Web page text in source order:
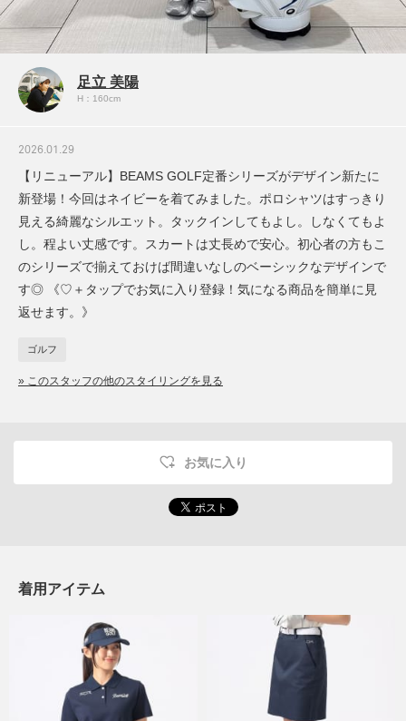
足立 美陽
H：160cm
2026.01.29
【リニューアル】BEAMS GOLF定番シリーズがデザイン新たに
新登場！今回はネイビーを着てみました。ポロシャツはすっきり
見える綺麗なシルエット。タックインしてもよし。しなくてもよ
し。程よい丈感です。スカートは丈長めで安心。初心者の方もこ
のシリーズで揃えておけば間違いなしのベーシックなデザインで
す◎ 《♡＋タップでお気に入り登録！気になる商品を簡単に見
返せます。》
ゴルフ
» このスタッフの他のスタイリングを見る
お気に入り
着用アイテム